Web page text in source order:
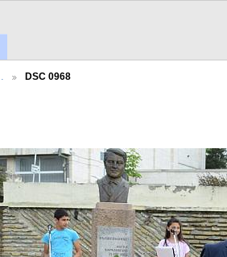
DSC 0968